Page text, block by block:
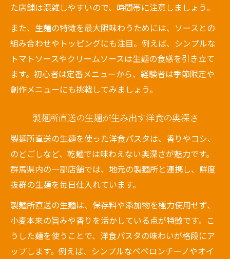
た店舗は混雑しやすいので、時間帯に注意しましょう。
また、生麺の特徴を最大限味わうためには、ソースとの
組み合わせやトッピングにも注目。例えば、シンプルな
トマトソースやクリームソースは生麺の食感を引き立て
ます。初心者は定番メニューから、経験者は季節限定や
創作メニューにも挑戦してみましょう。
製麺所直送の生麺が生み出す洋食の奥深さ
製麺所直送の生麺を使った洋食パスタは、香りやコシ、
のどごしなど、乾麺では味わえない奥深さが魅力です。
群馬県内の一部店舗では、地元の製麺所と連携し、鮮度
抜群の生麺を毎日仕入れています。
製麺所直送の生麺は、保存料や添加物を極力使用せず、
小麦本来の旨みや香りを活かしている点が特徴です。こ
うした麺を使うことで、洋食パスタの味わいが格段にア
ップします。例えば、シンプルなペペロンチーノやオイ